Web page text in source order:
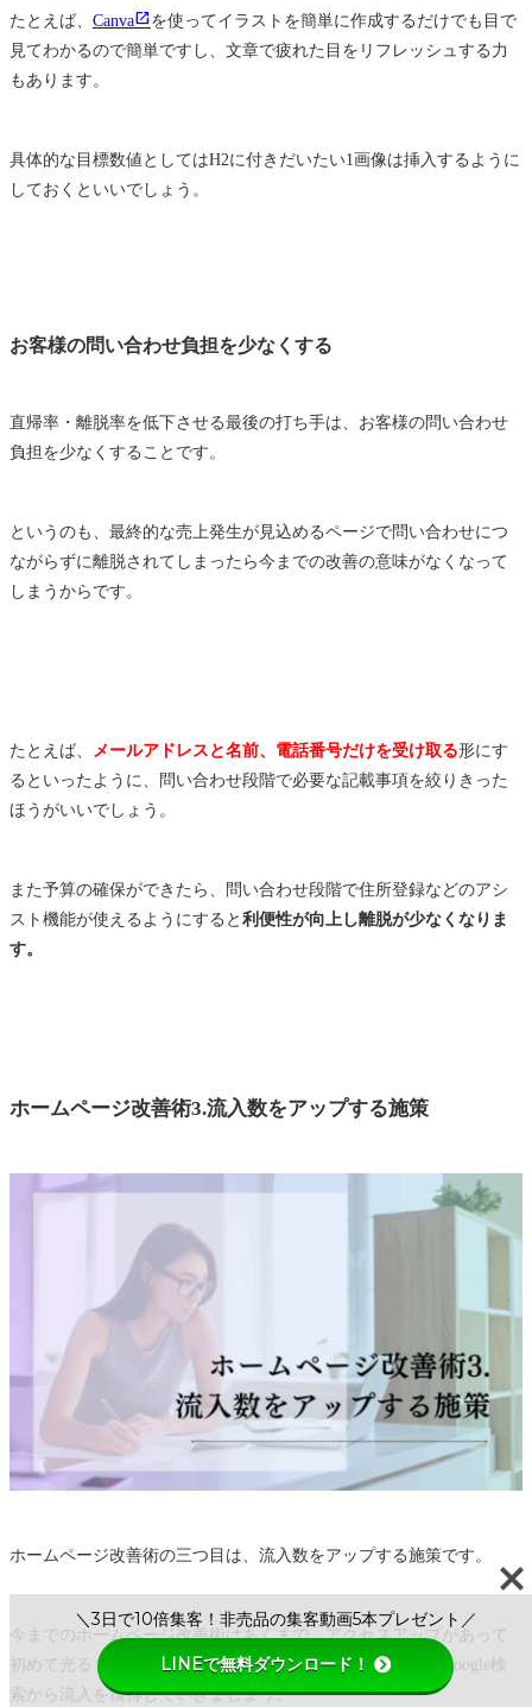
たとえば、 Canva
を使ってイラストを簡単に作成するだけでも目で
見てわかるので簡単ですし、文章で疲れた目をリフレッシュする力
もあります。
具体的な目標数値としてはH2に付きだいたい1画像は挿入するように
しておくといいでしょう。
お客様の問い合わせ負担を少なくする
直帰率・離脱率を低下させる最後の打ち手は、お客様の問い合わせ
負担を少なくすることです。
というのも、最終的な売上発生が見込めるページで問い合わせにつ
ながらずに離脱されてしまったら今までの改善の意味がなくなって
しまうからです。
たとえば、 メールアドレスと名前、電話番号だけを受け取る形にす
るといったように、問い合わせ段階で必要な記載事項を絞りきった
ほうがいいでしょう。
また予算の確保ができたら、問い合わせ段階で住所登録などのアシ
スト機能が使えるようにすると利便性が向上し離脱が少なくなりま
す。
ホームページ改善術3.流入数をアップする施策
ホームページ改善術の三つ目は、流入数をアップする施策です。
今までのホームページ改善術はあくまで、アクセスアップがあって
初めて光るものなので、下記の打ち手にトライして徐々にGoogle検
索から流入を獲得していきましょう。
＼3日で10倍集客！非売品の集客動画5本プレゼント／
LINEで無料ダウンロード！